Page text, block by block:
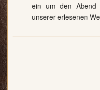
ein um den Abend
unserer erlesenen